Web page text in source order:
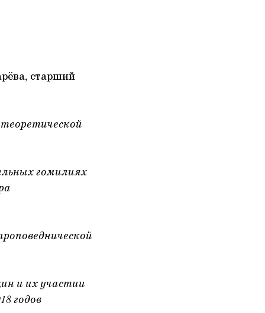
старший
гомилиях
и их участии
годов